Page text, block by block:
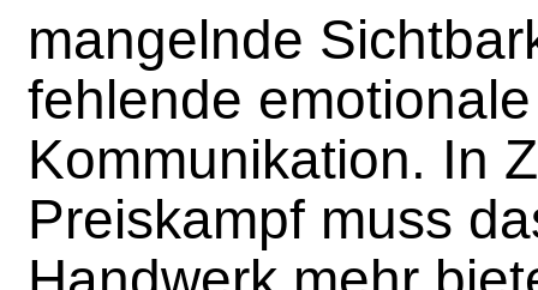
mangelnde
fehlende
Kommunikation. In
Preiskampf muss